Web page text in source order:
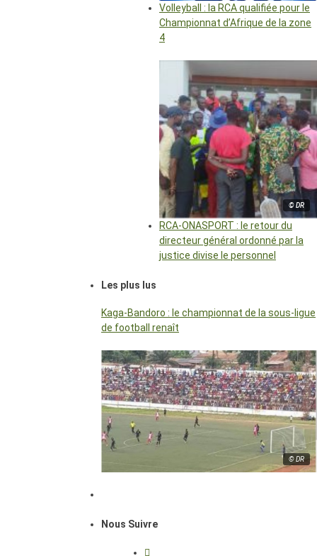
Volleyball : la RCA qualifiée pour le
Championnat d’Afrique de la zone
4
© DR
RCA-ONASPORT : le retour du
directeur général ordonné par la
justice divise le personnel
Les plus lus
Kaga-Bandoro : le championnat de la sous-ligue
de football renaît
© DR
Nous Suivre